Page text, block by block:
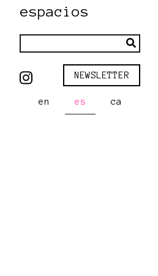
espacios
NEWSLETTER
en es ca